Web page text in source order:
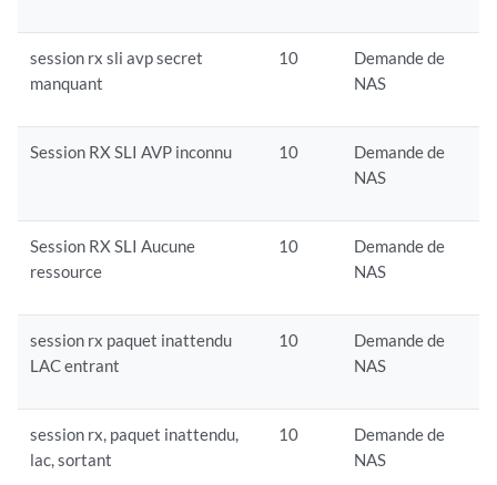
session rx sli avp secret
manquant
10
Demande de
NAS
Session RX SLI AVP inconnu 10
Demande de
NAS
Session RX SLI Aucune
ressource
10
Demande de
NAS
session rx paquet inattendu
LAC entrant
10
Demande de
NAS
session rx, paquet inattendu,
lac, sortant
10
Demande de
NAS